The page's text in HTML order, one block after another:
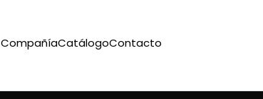
CompañíaCatálogoContacto